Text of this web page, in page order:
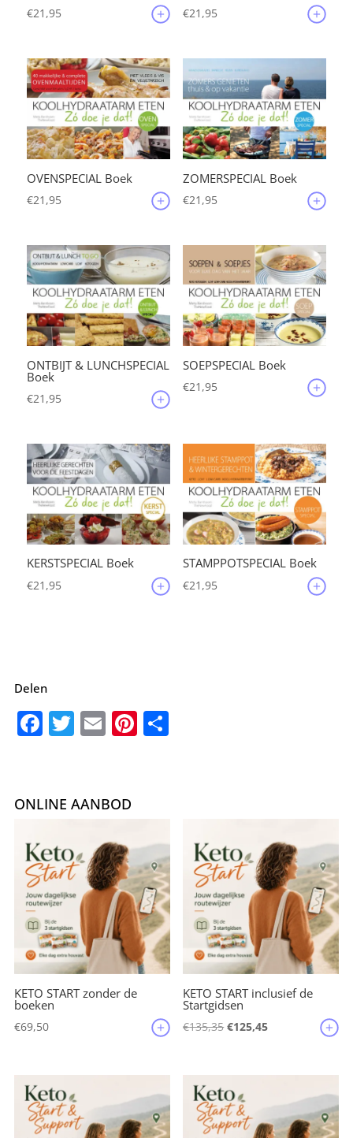
€21,95 €21,95
OVENSPECIAL Boek
€21,95
ZOMERSPECIAL Boek
€21,95
ONTBIJT & LUNCHSPECIAL
Boek
€21,95
SOEPSPECIAL Boek
€21,95
KERSTSPECIAL Boek
€21,95
STAMPPOTSPECIAL Boek
€21,95
Delen
F
a
e
o
o
k
T
w
te
E
m
l
Pi
nt
st
D
ONLINE AANBOD
KETO START zonder de
boeken
€69,50
KETO START inclusief de
Startgidsen
€135,35Oorspronkelijke
€135,35.
€125,45Huidige